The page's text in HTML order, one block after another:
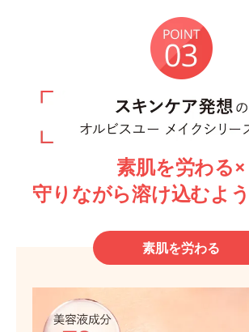
素肌を労わる×
守りながら溶け込むよ
素肌を労わる